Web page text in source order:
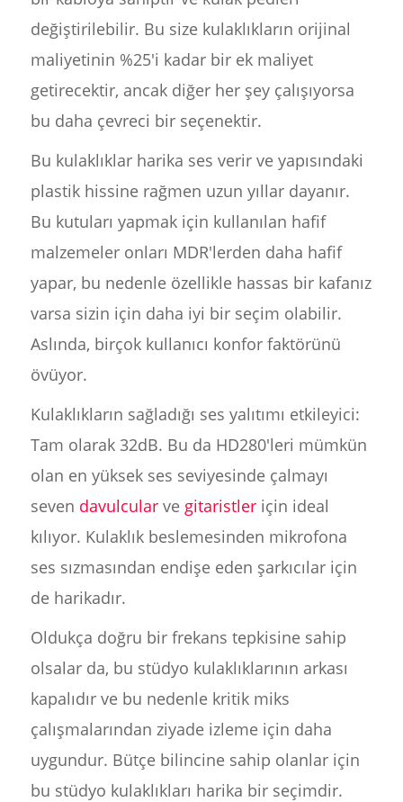
değiştirilebilir. Bu size kulaklıkların orijinal
maliyetinin %25'i kadar bir ek maliyet
getirecektir, ancak diğer her şey çalışıyorsa
bu daha çevreci bir seçenektir.
Bu kulaklıklar harika ses verir ve yapısındaki
plastik hissine rağmen uzun yıllar dayanır.
Bu kutuları yapmak için kullanılan hafif
malzemeler onları MDR'lerden daha hafif
yapar, bu nedenle özellikle hassas bir kafanız
varsa sizin için daha iyi bir seçim olabilir.
Aslında, birçok kullanıcı konfor faktörünü
övüyor.
Kulaklıkların sağladığı ses yalıtımı etkileyici:
Tam olarak 32dB. Bu da HD280'leri mümkün
olan en yüksek ses seviyesinde çalmayı
seven davulcularve gitaristleriçin ideal
kılıyor. Kulaklık beslemesinden mikrofona
ses sızmasından endişe eden şarkıcılar için
de harikadır.
Oldukça doğru bir frekans tepkisine sahip
olsalar da, bu stüdyo kulaklıklarının arkası
kapalıdır ve bu nedenle kritik miks
çalışmalarından ziyade izleme için daha
uygundur. Bütçe bilincine sahip olanlar için
bu stüdyo kulaklıkları harika bir seçimdir.